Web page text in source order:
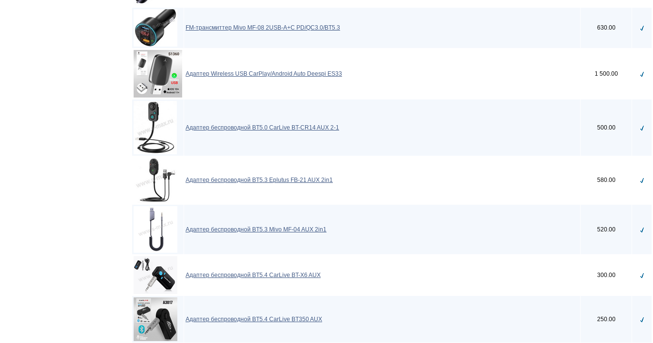
FM-трансмиттер Mivo MF-08 2USB-A+C PD/QC3.0/BT5.3 630.00
Адаптер Wireless USB CarPlay/Android Auto Deespi ES33 1 500.00
Адаптер беспроводной BT5.0 CarLive BT-CR14 AUX 2-1 500.00
Адаптер беспроводной BT5.3 Eplutus FB-21 AUX 2in1 580.00
Адаптер беспроводной BT5.3 Mivo MF-04 AUX 2in1 520.00
Адаптер беспроводной BT5.4 CarLive BT-X6 AUX 300.00
Адаптер беспроводной BT5.4 CarLive BT350 AUX 250.00